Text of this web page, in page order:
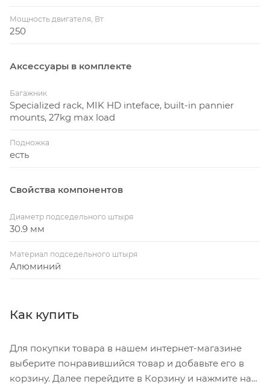
Мощность двигателя, Вт
250
Аксессуары в комплекте
Багажник
Specialized rack, MIK HD inteface, built-in pannier
mounts, 27kg max load
Подножка
есть
Свойства компонентов
Диаметр подседельного штыря
30.9 мм
Материал подседельного штыря
Алюминий
Как купить
Для покупки товара в нашем интернет-магазине
выберите понравившийся товар и добавьте его в
корзину. Далее перейдите в Корзину и нажмите на